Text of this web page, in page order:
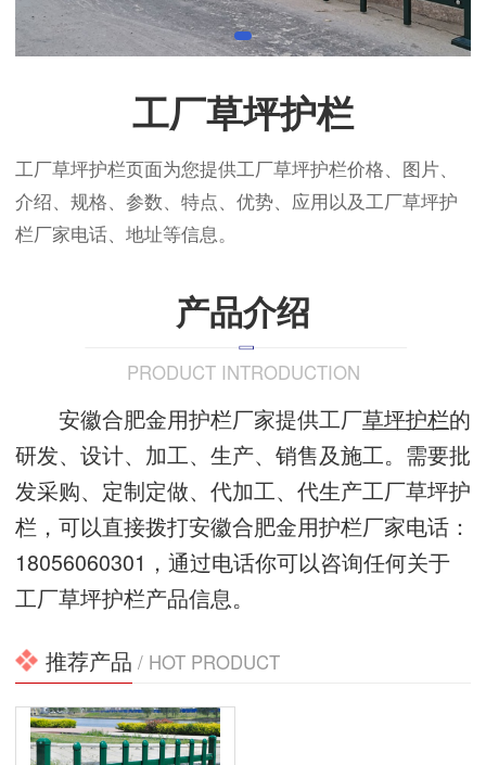
工厂草坪护栏
工厂草坪护栏页面为您提供工厂草坪护栏价格、图片、
介绍、规格、参数、特点、优势、应用以及工厂草坪护
栏厂家电话、地址等信息。
产品介绍
PRODUCT INTRODUCTION
安徽合肥金用护栏厂家提供工厂草坪护栏的
研发、设计、加工、生产、销售及施工。需要批
发采购、定制定做、代加工、代生产工厂草坪护
栏，可以直接拨打安徽合肥金用护栏厂家电话：
18056060301，通过电话你可以咨询任何关于
工厂草坪护栏产品信息。
推荐产品 / HOT PRODUCT